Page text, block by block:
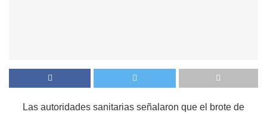
Las autoridades sanitarias señalaron que el brote de